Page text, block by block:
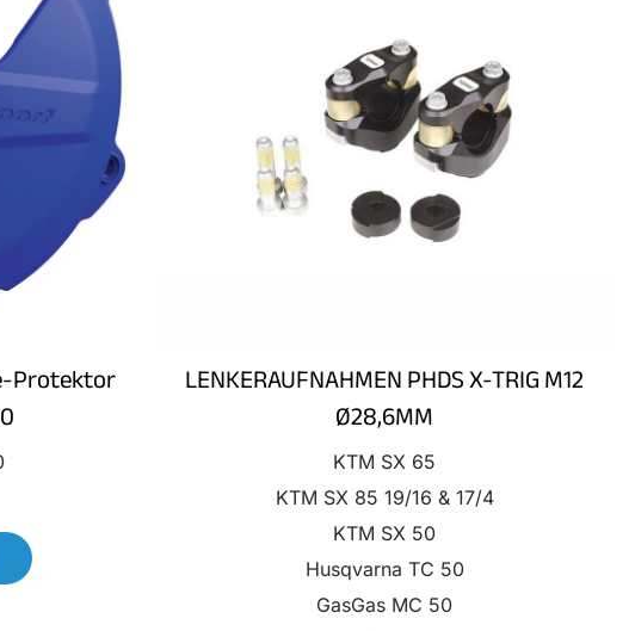
Protektor
LENKERAUFNAHMEN PHDS X-TRIG M12
Ø28,6MM
KTM SX 65
KTM SX 85 19/16 & 17/4
KTM SX 50
Husqvarna TC 50
GasGas MC 50